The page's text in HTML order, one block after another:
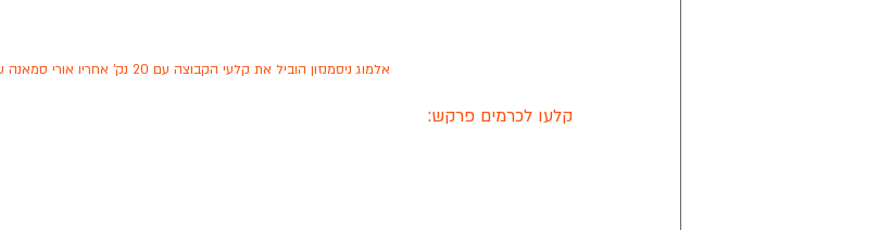
אלמוג ניסמנזון הוביל את קלעי הקבוצה עם 20 נק' אחריו אורי סמאנה עם 19 נק'
קלעו לכרמים פרקש: